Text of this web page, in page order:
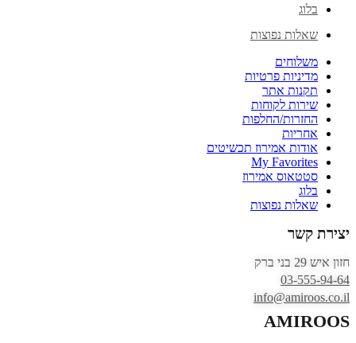
בלוג
שאלות נפוצות
משלוחים
מדיניות פרטיות
תקנות אתר
שירות לקוחות
החזרות/החלפות
אחריות
אודות אמירוז תכשיטים
My Favorites
סטטאוס אמירוז
בלוג
שאלות נפוצות
יצירת קשר
חזון איש 29 בני ברק
03-555-94-64
info@amiroos.co.il
AMIROOS